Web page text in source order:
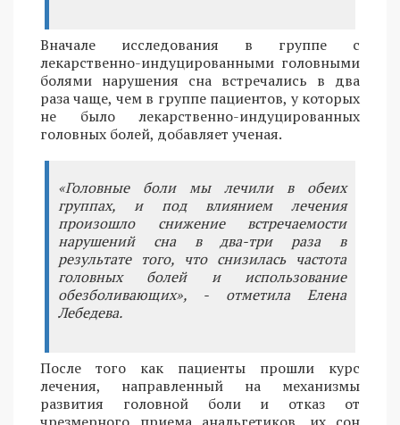
Вначале исследования в группе с
лекарственно-индуцированными головными
болями нарушения сна встречались в два
раза чаще, чем в группе пациентов, у которых
не было лекарственно-индуцированных
головных болей, добавляет ученая.
«Головные боли мы лечили в обеих
группах, и под влиянием лечения
произошло снижение встречаемости
нарушений сна в два-три раза в
результате того, что снизилась частота
головных болей и использование
обезболивающих», - отметила Елена
Лебедева.
После того как пациенты прошли курс
лечения, направленный на механизмы
развития головной боли и отказ от